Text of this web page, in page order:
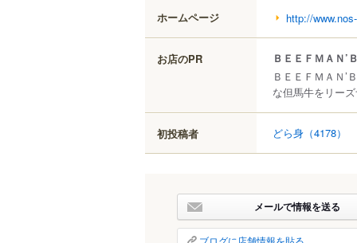
ホームページ http://
お店のPR
ＢＥＥＦＭＡＮ’
ＢＥＥＦＭＡＮ’
な但馬牛をリー
初投稿者 どら身 （4178）
メールで情報を送る
ブログに店舗情報を貼る